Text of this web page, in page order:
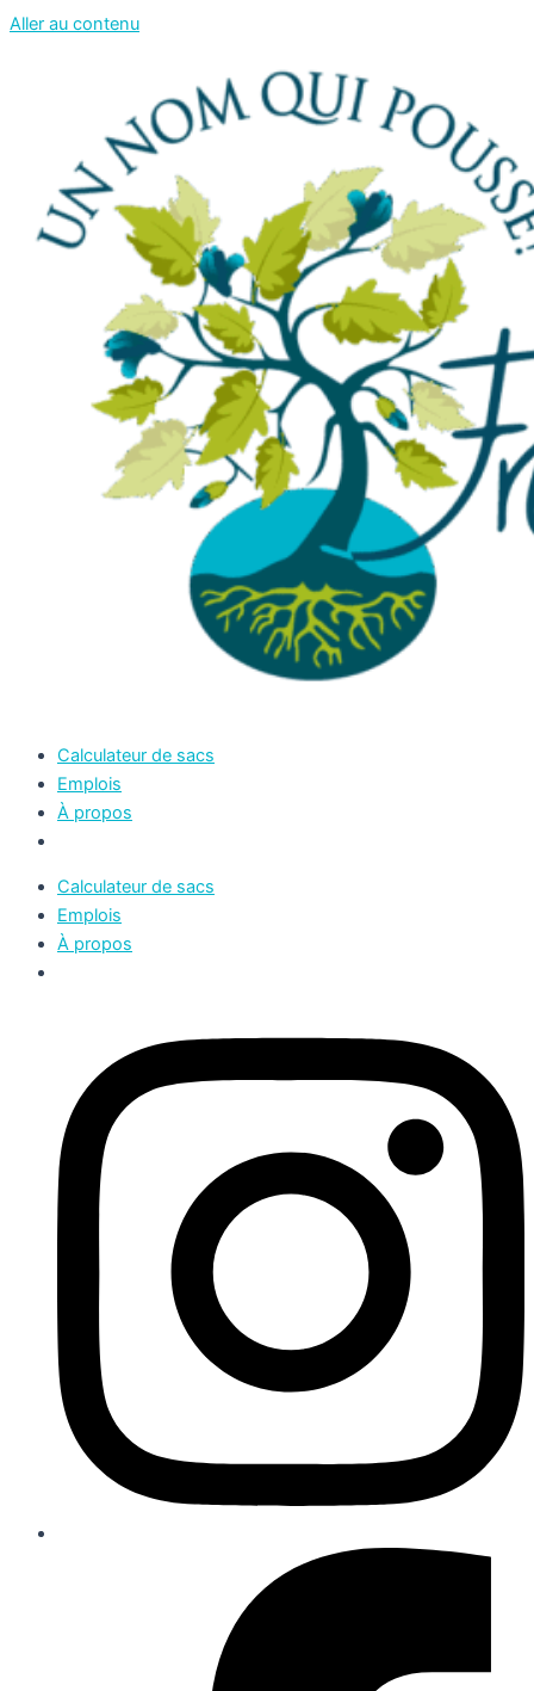
Aller au contenu
Calculateur de sacs
Emplois
À propos
Calculateur de sacs
Emplois
À propos